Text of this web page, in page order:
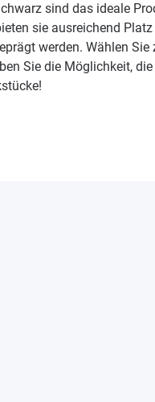
sind das ideale
sie ausreichend
werden. Wählen
Sie die Möglichkeit,